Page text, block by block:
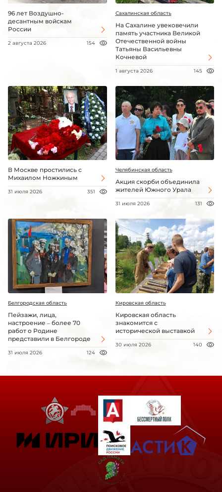
96 лет Воздушно-
десантным войскам
России
2 августа 2026 154
Сахалинская область
На Сахалине увековечили
память участника Великой
Отечественной войны
Татьяны Васильевны
Кочневой
1 августа 2026 145
В Москве простились с
Михаилом Ножкиным
31 июля 2026 351
Челябинская область
Акция скорби объединила
жителей Южного Урала
31 июля 2026 131
Белгородская область
Пейзажи, лица,
настроение – более 70
работ о Родине
представили в Белгороде
31 июля 2026 124
Кировская область
Кировская область
знакомится с
исторической выставкой
30 июля 2026 140